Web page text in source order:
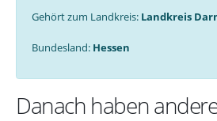
Gehört zum Landkreis: Landkreis
Bundesland: Hessen
Danach haben